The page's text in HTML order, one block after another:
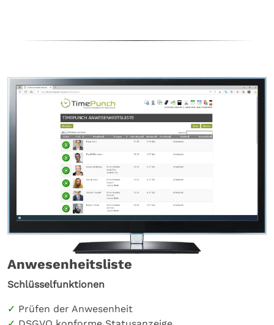
Rahmenarbeitszeit werden Stempelzeiten nicht
berücksichtigt. Sind für einen Tag beispielsweise drei
Rahmenzeiten hinterlegt, dann sucht sich TimePunch
anhand der tatsächlichen Buchung die korrekte
Rahmenzeit heraus. Damit lassen sich unter anderem
auch Schichtmodelle mit Früh-, Mittel- und
Spätschicht abbilden.
In vielen Unternehmen ist auch die Rundung der
Start- und Endzeit notwendig. Dies ermöglicht die
einfachere Nachberechnung der Lohnzettel durch die
Angestellten. Auf Wunsch übernimmt TimePunch
auch die Rundung der Start- und Endzeit.
Aber nicht nur dynamische Pausen nach einer
bestimmten Arbeitszeit, sondern auch feste Pausen
mit Start -und Endzeit können in TimePunch
hinterlegt werden. Diese Pausen werden dann
Anwesenheitsliste
Schlüsselfunktionen
Prüfen der Anwesenheit